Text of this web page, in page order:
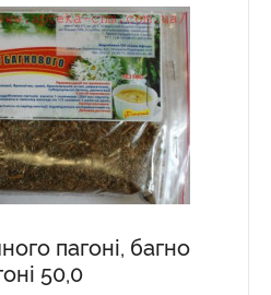
пагоні, багно
50,0